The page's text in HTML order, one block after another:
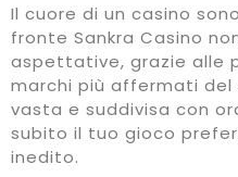
Il cuore di un casino
fronte Sankra Casino
aspettative, grazie alle
marchi più affermati del
vasta e suddivisa con
subito il tuo gioco
inedito.